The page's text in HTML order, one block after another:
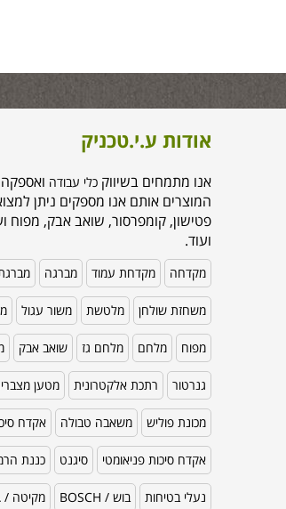
אודות ע.י.טכניק
אנו מתמחים בשיווקכלי עבודה
המוצרים אותם אנו מספקים ניתן
פטישון, קומפרסור, שואב אבק,
ועוד.
מקדחה מקדחת עמוד מברגה
משחזת שולחן מלטשת משור עגול
מפוח מלחם מלחם גז שואב אבק
גנרטור רתכת אלקטרונית מטען
מכונת פוליש משאבה טבולה אקדח
אקדח סיכות פניאומטי סיגנט כננת
נעלי בטיחות בוש / BOSCH מקיטה / MAKITA